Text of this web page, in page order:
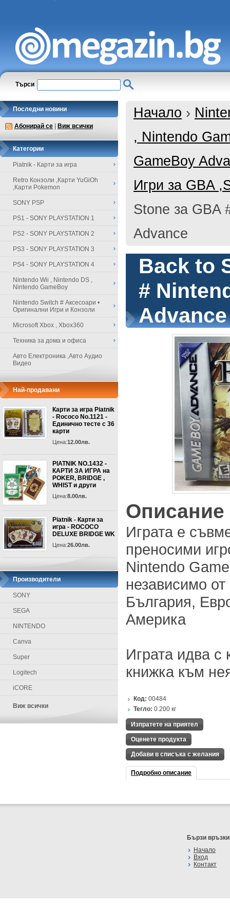
Търси
Последни новини
Абонирай се Виж всички
Категории
Piatnik - Карти за игра
Retro Конзоли ,Карти YuGiOh
,Карти Pokemon
SONY PSP
PS1 - SONY PLAYSTATION 1
PS2 - SONY PLAYSTATION 2
PS3 - SONY PLAYSTATION 3
PS4 - SONY PLAYSTATION 4
Nintendo Wii , Nintendo DS ,
Nintendo GameBoy
Nintendo Switch # Аксесоари •
Оригинални Игри и Конзоли
Microsoft Xbox , Xbox360
Техника за дома и офиса
Авто Електроника ,Авто Аудио
Видео
Най-продавани
Карти за игра Piatnik
- Rococo No.1121 -
Единично тесте с 36
карти
Цена:12.00лв.
PIATNIK NO.1432 -
КАРТИ ЗА ИГРА на
POKER, BRIDGE ,
WHIST и други
Цена:8.00лв.
Piatnik - Карти за
игра - ROCOCO
DELUXE BRIDGE WK
Цена:26.00лв.
Производители
SONY
SEGA
NINTENDO
Canva
Super
Logitech
iCORE
Виж всички
Начало ›
, Nintendo
GameBoy
Игри за GBA
Stone за GBA
Advance
Back to
#
Advance
Описание
Играта е
преносими
Nintendo
независимо
България,
Америка
Играта идва с
книжка към
Код: 00484
Тегло: 0.200 кг
Изпратете на приятел
Оценете продукта
Добави в списъка с желания
Подробно описание
Бързи връзки
Начало
Вход
Контакт